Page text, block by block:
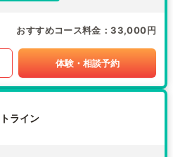
おすすめコース料金 33,000円
体験・相談予約
ライン